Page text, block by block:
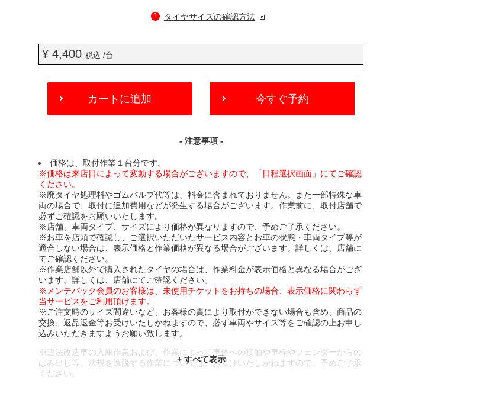
? タイヤサイズの確認方法
¥ 4,400税込 /台
ADD
CART
カートに追加 今すぐ予約
- 注意事項 -
価格は、取付作業１台分です。
※価格は来店日によって変動する場合がございますので、「日程選択画面」にてご確認
ください。
※廃タイヤ処理料やゴムバルブ代等は、料金に含まれておりません。また一部特殊な車
両の場合で、取付に追加費用などが発生する場合がございます。作業前に、取付店舗で
必ずご確認をお願いいたします。
※店舗、車両タイプ、サイズにより価格が異なりますので、予めご了承ください。
※お車を店頭で確認し、ご選択いただいたサービス内容とお車の状態・車両タイプ等が
適合しない場合は、表示価格と作業価格が異なる場合がございます。詳しくは、店舗に
てご確認ください。
※作業店舗以外で購入されたタイヤの場合は、作業料金が表示価格と異なる場合がござ
います。詳しくは、店舗にてご確認ください。
※メンテパック会員のお客様は、未使用チケットをお持ちの場合、表示価格に関わらず
当サービスをご利用頂けます。
※ご注文時のサイズ間違いなど、お客様の責により取付ができない場合も含め、商品の
交換、返品返金等お受けいたしかねますので、必ず車両やサイズ等をご確認の上お申し
込みいただきますようお願い致します。
※違法改造車の入庫作業および、作業によって車体への接触や車枠やフェンダーからの
はみ出し等、法規を逸脱する作業については、お受けいたしかねますので、予めご了承
ください。